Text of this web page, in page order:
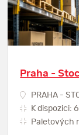
Praha -
PRAHA -
K dispozici:
Paletových